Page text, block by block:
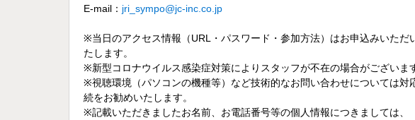
E-mail： jri_sympo@jc-inc.co.jp
※当日のアクセス情報（URL・パスワード・参加方法）はお申込みいた
たします。
※新型コロナウイルス感染症対策によりスタッフが不在の場合がございま
※視聴環境（パソコンの機種等）など技術的なお問い合わせについては
続をお勧めいたします。
※記載いただきましたお名前、お電話番号等の個人情報につきましては、